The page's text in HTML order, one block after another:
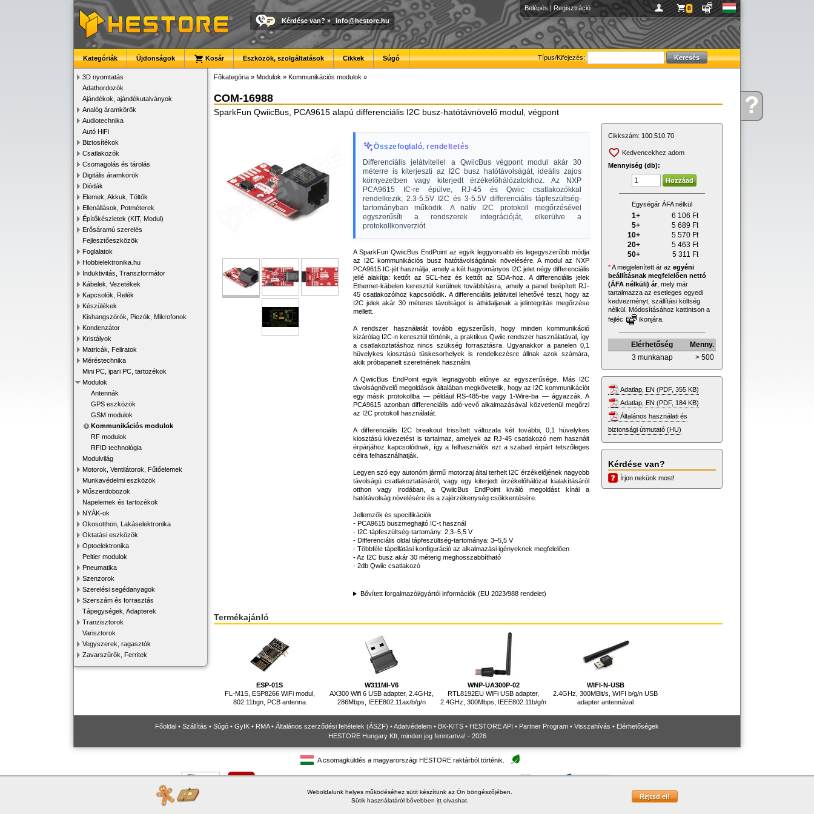
Kérdése?
Belépés | Regisztráció 0
Kérdése van? » info@hestore.hu
Típus/Kifejezés:
Kategóriák Újdonságok Kosár Eszközök, szolgáltatások Cikkek Súgó
3D nyomtatás
Adathordozók
Ajándékok, ajándékutalványok
Analóg áramkörök
Audiotechnika
Autó HiFi
Biztosítékok
Csatlakozók
Csomagolás és tárolás
Digitális áramkörök
Diódák
Elemek, Akkuk, Töltők
Ellenállások, Potméterek
Építőkészletek (KIT, Modul)
Erősáramú szerelés
Fejlesztőeszközök
Foglalatok
Hobbielektronika.hu
Induktivitás, Transzformátor
Kábelek, Vezetékek
Kapcsolók, Relék
Készülékek
Kishangszórók, Piezók, Mikrofonok
Kondenzátor
Kristályok
Matricák, Feliratok
Méréstechnika
Mini PC, ipari PC, tartozékok
Modulok
Antennák
GPS eszközök
GSM modulok
Kommunikációs modulok
RF modulok
RFID technológia
Modulvilág
Motorok, Ventilátorok, Fűtőelemek
Munkavédelmi eszközök
Műszerdobozok
Napelemek és tartozékok
NYÁK-ok
Okosotthon, Lakáselektronika
Oktatási eszközök
Optoelektronika
Peltier modulok
Pneumatika
Szenzorok
Szerelési segédanyagok
Szerszám és forrasztás
Tápegységek, Adapterek
Tranzisztorok
Varisztorok
Vegyszerek, ragasztók
Zavarszűrők, Ferritek
Főkategória » Modulok » Kommunikációs modulok »
COM-16988
SparkFun QwiicBus, PCA9615 alapú differenciális I2C busz-hatótávnövelő modul, végpont
Összefoglaló, rendeltetés
Differenciális jelátvitellel a QwiicBus végpont modul akár 30
méterre is kiterjeszti az I2C busz hatótávolságát, ideális zajos
környezetben vagy kiterjedt érzékelőhálózatokhoz. Az NXP
PCA9615 IC-re épülve, RJ-45 és Qwiic csatlakozókkal
rendelkezik, 2.3-5.5V I2C és 3-5.5V differenciális tápfeszültség-
tartományban működik. A natív I2C protokoll megőrzésével
egyszerűsíti a rendszerek integrációját, elkerülve a
protokollkonverziót.
A SparkFun QwiicBus EndPoint az egyik leggyorsabb és legegyszerűbb módja
az I2C kommunikációs busz hatótávolságának növelésére. A modul az NXP
PCA9615 IC-jét használja, amely a két hagyományos I2C jelet négy differenciális
jellé alakítja: kettőt az SCL-hez és kettőt az SDA-hoz. A differenciális jelek
Ethernet-kábelen keresztül kerülnek továbbításra, amely a panel beépített RJ-
45 csatlakozóihoz kapcsolódik. A differenciális jelátvitel lehetővé teszi, hogy az
I2C jelek akár 30 méteres távolságot is áthidaljanak a jelintegritás megőrzése
mellett.
A rendszer használatát tovább egyszerűsíti, hogy minden kommunikáció
kizárólag I2C-n keresztül történik, a praktikus Qwiic rendszer használatával, így
a csatlakoztatáshoz nincs szükség forrasztásra. Ugyanakkor a panelen 0,1
hüvelykes kiosztású tüskesorhelyek is rendelkezésre állnak azok számára,
akik próbapanelt szeretnének használni.
A QwiicBus EndPoint egyik legnagyobb előnye az egyszerűsége. Más I2C
távolságnövelő megoldások általában megkövetelik, hogy az I2C kommunikációt
egy másik protokollba — például RS-485-be vagy 1-Wire-ba — ágyazzák. A
PCA9615 azonban differenciális adó-vevő alkalmazásával közvetlenül megőrzi
az I2C protokoll használatát.
A differenciális I2C breakout frissített változata két további, 0,1 hüvelykes
kiosztású kivezetést is tartalmaz, amelyek az RJ-45 csatlakozó nem használt
érpárjához kapcsolódnak, így a felhasználók ezt a szabad érpárt tetszőleges
célra felhasználhatják.
Legyen szó egy autonóm jármű motorzaj által terhelt I2C érzékelőjének nagyobb
távolságú csatlakoztatásáról, vagy egy kiterjedt érzékelőhálózat kialakításáról
otthon vagy irodában, a QwiicBus EndPoint kiváló megoldást kínál a
hatótávolság növelésére és a zajérzékenység csökkentésére.
Jellemzők és specifikációk
- PCA9615 buszmeghajtó IC-t használ
- I2C tápfeszültség-tartomány: 2,3–5,5 V
- Differenciális oldal tápfeszültség-tartománya: 3–5,5 V
- Többféle tápellátási konfiguráció az alkalmazási igényeknek megfelelően
- Az I2C busz akár 30 méterig meghosszabbítható
- 2db Qwiic csatlakozó
Bővített forgalmazói/gyártói információk (EU 2023/988 rendelet)
Cikkszám: 100.510.70
Kedvencekhez adom
Mennyiség (db):
Egységár ÁFA nélkül
1+ 6 106 Ft
5+
5 689 Ft
10+
5 570 Ft
20+
5 463 Ft
50+
5 311 Ft
*A megjelenített ár az egyéni
beállításnak megfelelően nettó
(ÁFA nélküli) ár, mely már
tartalmazza az esetleges egyedi
kedvezményt, szállítási költség
nélkül. Módosításához kattintson a
fejléc
ikonjára.
Elérhetőség
Menny.
3 munkanap
> 500
Adatlap, EN (PDF, 355 KB)
Adatlap, EN (PDF, 184 KB)
Általános használati és
biztonsági útmutató (HU)
Kérdése van?
Írjon nekünk most!
Termékajánló
ESP-01S
FL-M1S, ESP8266 WiFi modul,
802.11bgn, PCB antenna
W311MI-V6
AX300 Wifi 6 USB adapter, 2.4GHz,
286Mbps, IEEE802.11ax/b/g/n
WNP-UA300P-02
RTL8192EU WiFi USB adapter,
2.4GHz, 300Mbps, IEEE802.11b/g/n
WIFI-N-USB
2.4GHz, 300MBit/s, WIFI b/g/n USB
adapter antennával
Főoldal • Szállítás • Súgó • GyIK • RMA• Általános szerződési feltételek (ÁSZF) •Adatvédelem • BK-KITS • HESTORE API • Partner Program • Visszahívás • Elérhetőségek
HESTORE Hungary Kft, minden jog fenntartva! - 2026
Weboldalunk helyes működéséhez sütit készítünk az Ön böngészőjében.
Sütik használatáról bővebben ittolvashat.
A csomagküldés a magyarországi HESTORE raktárból történik.